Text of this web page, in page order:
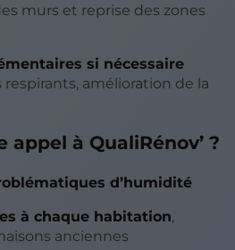
murs et reprise des zones
si nécessaire
amélioration de la
à QualiRénov’ ?
d’humidité
à chaque habitation,
anciennes